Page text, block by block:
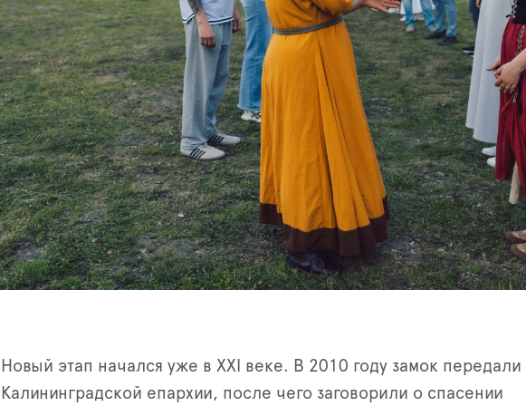
Новый этап начался уже в XXI веке. В 2010 году замок передали
Калининградской епархии, после чего заговорили о спасении